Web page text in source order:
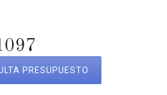
PRESUPUESTO